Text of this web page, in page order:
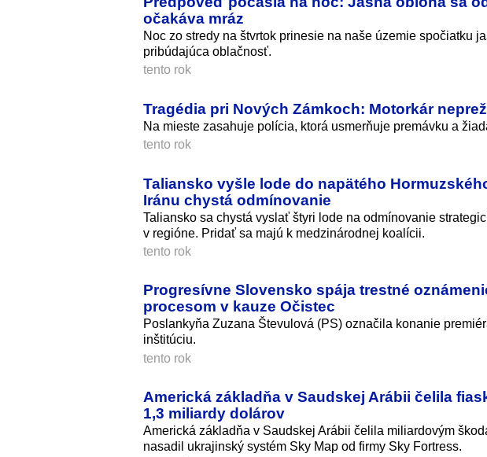
očakáva mráz
Noc zo stredy na štvrtok prinesie na naše územie spočiatku
pribúdajúca oblačnosť.
tento rok
Tragédia pri Nových Zámkoch: Motorkár
Na mieste zasahuje polícia, ktorá usmerňuje premávku a
tento rok
Taliansko vyšle lode do napätého
Iránu chystá odmínovanie
Taliansko sa chystá vyslať štyri lode na odmínovanie
v regióne. Pridať sa majú k medzinárodnej koalícii.
tento rok
Progresívne Slovensko spája trestné
procesom v kauze Očistec
Poslankyňa Zuzana Števulová (PS) označila konanie
inštitúciu.
tento rok
Americká základňa v Saudskej Arábii čelila
1,3 miliardy dolárov
Americká základňa v Saudskej Arábii čelila miliardovým
nasadil ukrajinský systém Sky Map od firmy Sky Fortress.